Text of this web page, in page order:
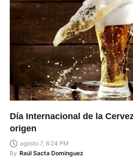
Día Internacional de la
origen
agosto 7, 6:24 PM
By Raúl Sacta Domínguez